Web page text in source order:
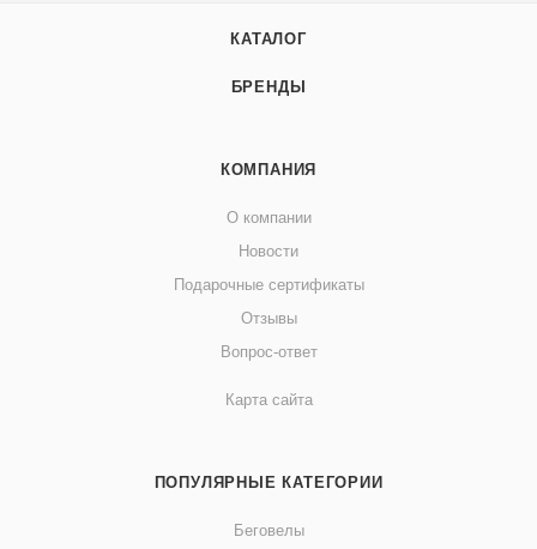
КАТАЛОГ
БРЕНДЫ
КОМПАНИЯ
О компании
Новости
Подарочные сертификаты
Отзывы
Вопрос-ответ
Карта сайта
ПОПУЛЯРНЫЕ КАТЕГОРИИ
Беговелы